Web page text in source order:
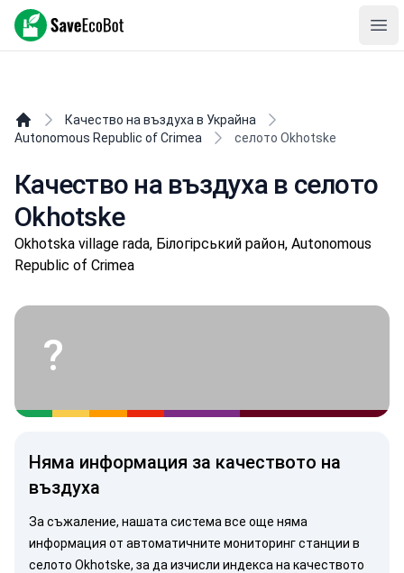
SaveEcoBot
Качество на въздуха в Украйна
Autonomous Republic of Crimea
селото Okhotske
Качество на въздуха в селото
Okhotske
Okhotska village rada, Білогірський район, Autonomous
Republic of Crimea
?
Няма информация за качеството на
въздуха
За съжаление, нашата система все още няма
информация от автоматичните мониторинг станции в
селото Okhotske, за да изчисли индекса на качеството